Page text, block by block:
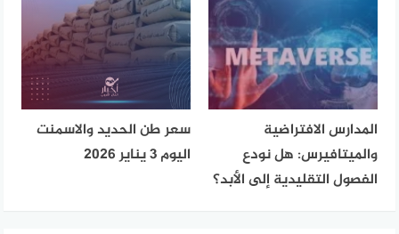
المدارس الافتراضية
والميتافيرس: هل نودع
الفصول التقليدية إلى الأبد؟
سعر طن الحديد والاسمنت
اليوم 3 يناير 2026